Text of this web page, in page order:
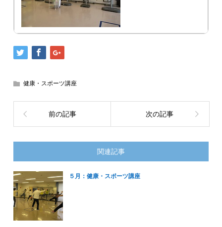
健康・スポーツ講座
前の記事 次の記事
関連記事
５月：健康・スポーツ講座